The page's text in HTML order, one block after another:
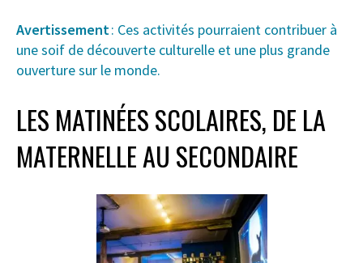
Avertissement: Ces activités pourraient contribuer à
une soif de découverte culturelle et une plus grande
ouverture sur le monde.
LES MATINÉES SCOLAIRES, DE LA
MATERNELLE AU SECONDAIRE